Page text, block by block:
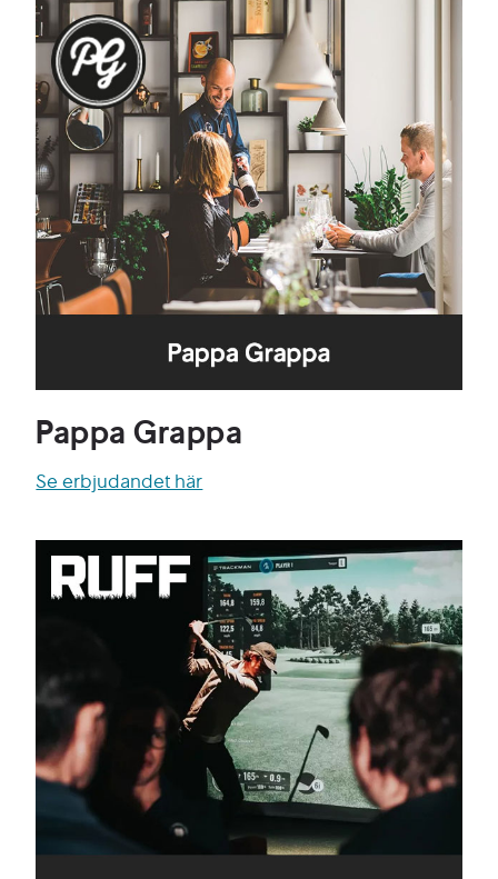
Pappa Grappa
Se erbjudandet här